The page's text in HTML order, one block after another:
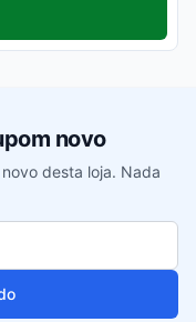
novo
desta loja. Nada